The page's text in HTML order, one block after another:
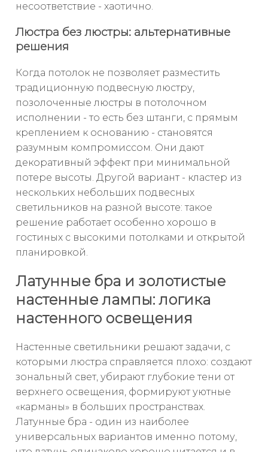
несоответствие - хаотично.
Люстра без люстры: альтернативные
решения
Когда потолок не позволяет разместить
традиционную подвесную люстру,
позолоченные люстры в потолочном
исполнении - то есть без штанги, с прямым
креплением к основанию - становятся
разумным компромиссом. Они дают
декоративный эффект при минимальной
потере высоты. Другой вариант - кластер из
нескольких небольших подвесных
светильников на разной высоте: такое
решение работает особенно хорошо в
гостиных с высокими потолками и открытой
планировкой.
Латунные бра и золотистые
настенные лампы: логика
настенного освещения
Настенные светильники решают задачи, с
которыми люстра справляется плохо: создают
зональный свет, убирают глубокие тени от
верхнего освещения, формируют уютные
«карманы» в больших пространствах.
Латунные бра - один из наиболее
универсальных вариантов именно потому,